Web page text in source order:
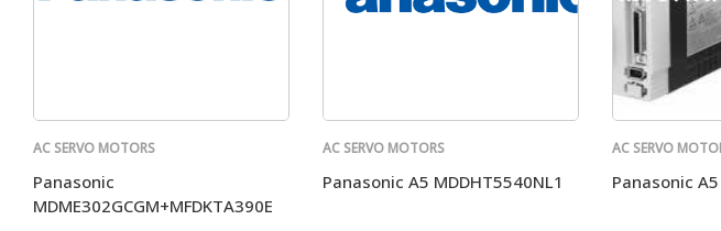
AC SERVO MOTORS
Panasonic
MDME302GCGM+MFDKTA390E
AC SERVO MOTORS
Panasonic A5 MDDHT5540NL1
AC SERVO
Panasonic A5